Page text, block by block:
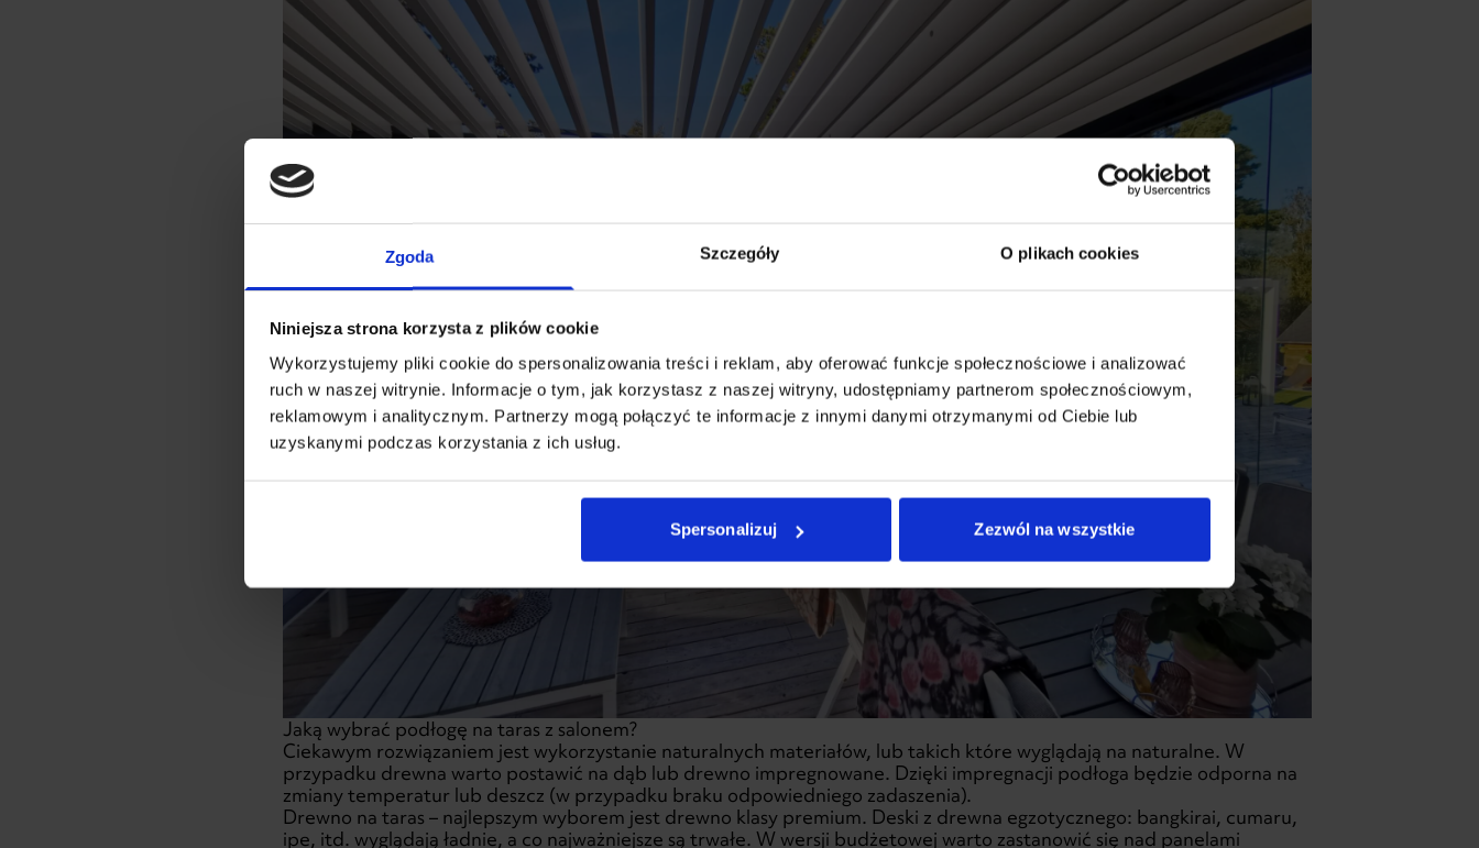
Zgoda Szczegóły O plikach cookies
Niniejsza strona korzysta z plików cookie
Wykorzystujemy pliki cookie do spersonalizowania treści i reklam, aby oferować funkcje społecznościowe i analizować
ruch w naszej witrynie. Informacje o tym, jak korzystasz z naszej witryny, udostępniamy partnerom społecznościowym,
reklamowym i analitycznym. Partnerzy mogą połączyć te informacje z innymi danymi otrzymanymi od Ciebie lub
uzyskanymi podczas korzystania z ich usług.
Spersonalizuj Zezwól na wszystkie
Jaką wybrać podłogę na taras z salonem?
Ciekawym rozwiązaniem jest wykorzystanie naturalnych materiałów, lub takich które wyglądają na naturalne. W
przypadku drewna warto postawić na dąb lub drewno impregnowane. Dzięki impregnacji podłoga będzie odporna na
zmiany temperatur lub deszcz (w przypadku braku odpowiedniego zadaszenia).
Drewno na taras – najlepszym wyborem jest drewno klasy premium. Deski z drewna egzotycznego: bangkirai, cumaru,
ipe, itd. wyglądają ładnie, a co najważniejsze są trwałe. W wersji budżetowej warto zastanowić się nad panelami